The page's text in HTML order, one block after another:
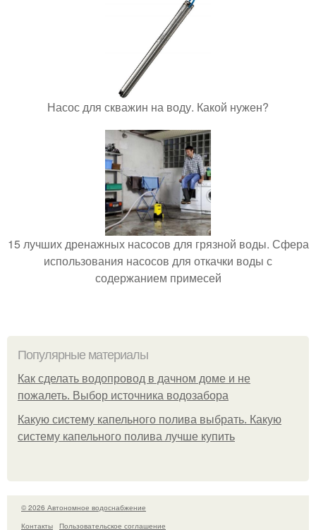
Насос для скважин на воду. Какой нужен?
15 лучших дренажных насосов для грязной воды. Сфера
использования насосов для откачки воды с
содержанием примесей
Популярные материалы
Как сделать водопровод в дачном доме и не
пожалеть. Выбор источника водозабора
Какую систему капельного полива выбрать. Какую
систему капельного полива лучше купить
© 2026 Автономное водоснабжение
Контакты
Пользовательское соглашение